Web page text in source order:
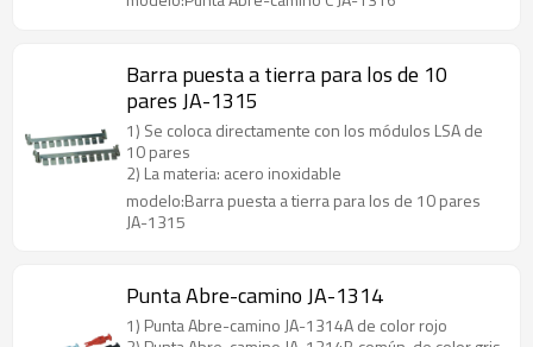
Barra puesta a tierra para los de 10
pares JA-1315
1) Se coloca directamente con los módulos LSA de
10 pares
2) La materia: acero inoxidable
modelo:Barra puesta a tierra para los de 10 pares
JA-1315
Punta Abre-camino JA-1314
1) Punta Abre-camino JA-1314A de color rojo